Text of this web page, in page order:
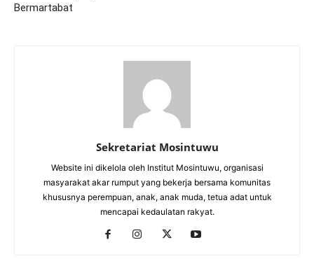
Bermartabat
Sekretariat Mosintuwu
Website ini dikelola oleh Institut Mosintuwu, organisasi
masyarakat akar rumput yang bekerja bersama komunitas
khususnya perempuan, anak, anak muda, tetua adat untuk
mencapai kedaulatan rakyat.